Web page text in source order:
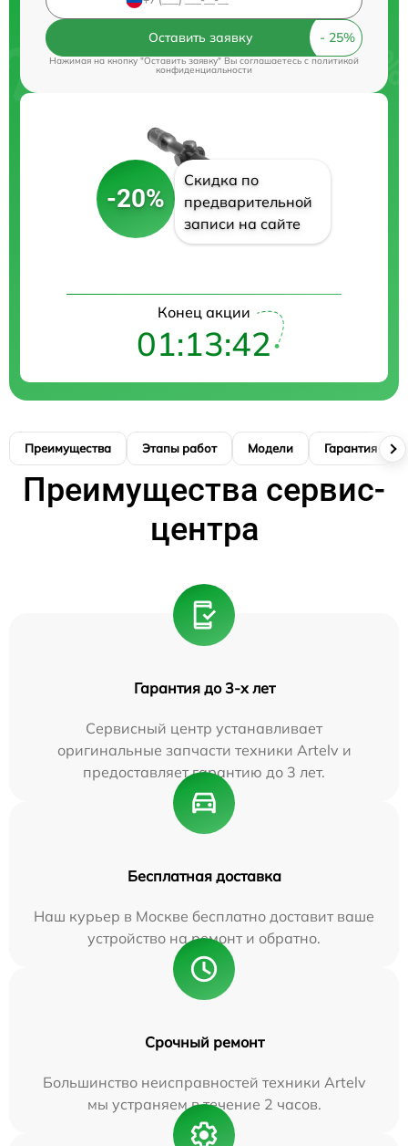
Оставить заявку
Нажимая на кнопку "Оставить заявку" Вы соглашаетесь cполитикой
конфиденциальности
-20%
Скидка по
предварительной
записи на сайте
Конец акции
01:13:41
Преимущества Этапы работ Модели Гарантия
Преимущества сервис-
центра
Гарантия до 3-х лет
Сервисный центр устанавливает
оригинальные запчасти техники Artelv и
предоставляет гарантию до 3 лет.
Бесплатная доставка
Наш курьер в Москве бесплатно доставит ваше
устройство на ремонт и обратно.
Срочный ремонт
Большинство неисправностей техники Artelv
мы устраняем в течение 2 часов.